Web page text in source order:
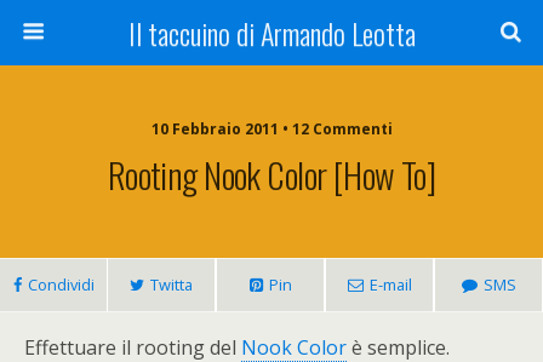
Il taccuino di Armando Leotta
10 Febbraio 2011 • 12 Commenti
Rooting Nook Color [How To]
Condividi Twitta Pin E-mail SMS
Effettuare il rooting del Nook Colorè semplice.